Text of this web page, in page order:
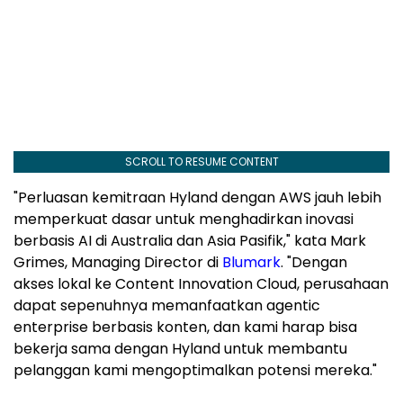
SCROLL TO RESUME CONTENT
"Perluasan kemitraan Hyland dengan AWS jauh lebih
memperkuat dasar untuk menghadirkan inovasi
berbasis AI di Australia dan Asia Pasifik," kata Mark
Grimes, Managing Director di Blumark. "Dengan
akses lokal ke Content Innovation Cloud, perusahaan
dapat sepenuhnya memanfaatkan agentic
enterprise berbasis konten, dan kami harap bisa
bekerja sama dengan Hyland untuk membantu
pelanggan kami mengoptimalkan potensi mereka."